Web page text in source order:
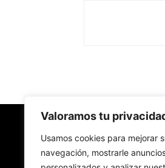
Valoramos tu
Usamos cookies para mejorar
navegación, mostrarle
Redes